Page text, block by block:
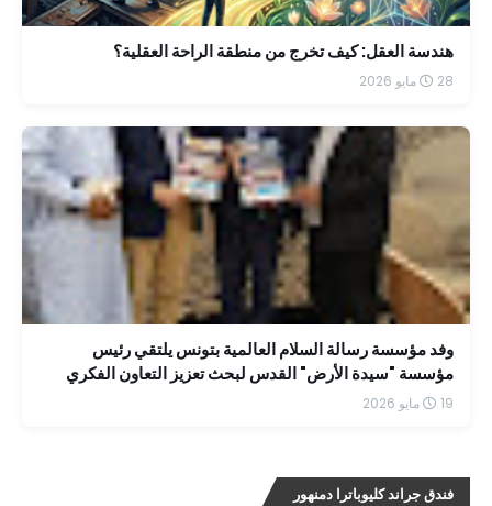
هندسة العقل: كيف تخرج من منطقة الراحة العقلية؟
28 مايو 2026
وفد مؤسسة رسالة السلام العالمية بتونس يلتقي رئيس
مؤسسة "سيدة الأرض" القدس لبحث تعزيز التعاون الفكري
19 مايو 2026
فندق جراند كليوباترا دمنهور